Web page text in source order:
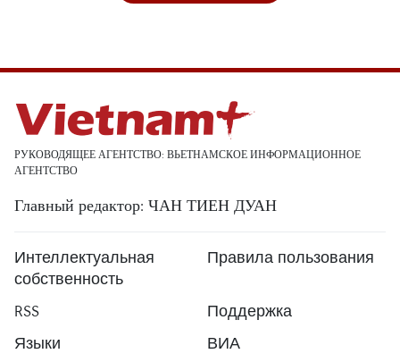
РУКОВОДЯЩЕЕ АГЕНТСТВО: ВЬЕТНАМСКОЕ ИНФОРМАЦИОННОЕ
АГЕНТСТВО
Главный редактор: ЧАН ТИЕН ДУАН
Интеллектуальная
собственность
Правила пользования
RSS
Поддержка
Языки
ВИА